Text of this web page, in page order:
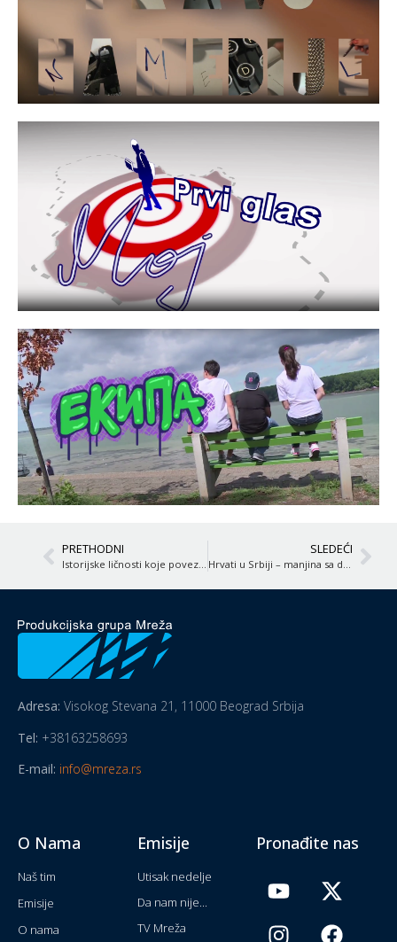
PRETHODNI
Istorijske ličnosti koje povezuju Rumune i Srbe
SLEDEĆI
Hrvati u Srbiji – manjina sa dugom istorijom i mladim institucijama
Adresa: Visokog Stevana 21, 11000 Beograd Srbija
Tel: +38163258693
E-mail: info@mreza.rs
O Nama
Naš tim
Emisije
O nama
Emisije
Utisak nedelje
Da nam nije...
TV Mreža
Pronađite nas